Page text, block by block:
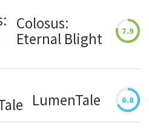
Colosus:
Eternal Blight
7.9
LumenTale 6.8